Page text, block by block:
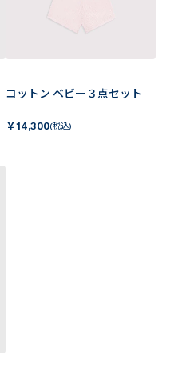
コットン ベビー３点セット
￥14,300(税込)